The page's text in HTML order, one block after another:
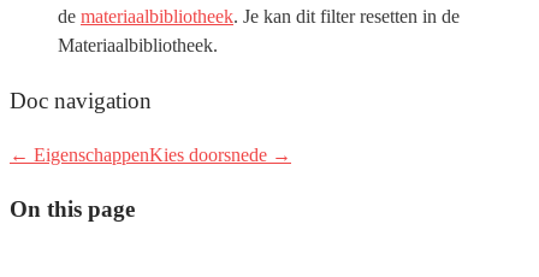
de materiaalbibliotheek. Je kan dit filter resetten in de
Materiaalbibliotheek.
Doc navigation
← EigenschappenKies doorsnede →
On this page